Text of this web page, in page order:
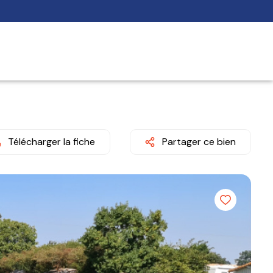
Télécharger la fiche Partager ce bien